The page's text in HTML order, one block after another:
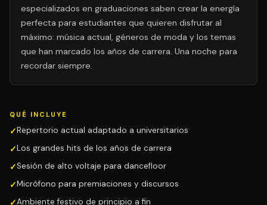
especializados en graduaciones saben crear la energía
perfecta para estudiantes que quieren disfrutar al
máximo: música actual, géneros de moda y los temas
que han marcado los años de carrera. Una noche para
recordar siempre.
QUÉ INCLUYE
Repertorio actual adaptado a universitarios
Los grandes hits de los años de carrera
Sesión de alto voltaje para dancefloor
Micrófono para premiaciones y discursos
Ambiente festivo de principio a fin